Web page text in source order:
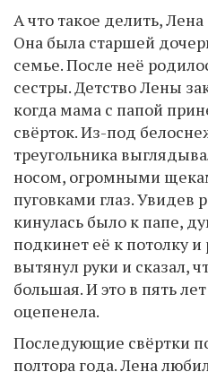
А что такое делить,
Она была старшей
семье. После неё
сестры. Детство Лены
когда мама с папой
свёрток. Из-под
треугольника
носом, огромными
пуговками глаз. Увидев
кинулась было к папе,
подкинет её к потолку и
вытянул руки и сказал,
большая. И это в пять
оцепенела.
Последующие свёртки
полтора года. Лена